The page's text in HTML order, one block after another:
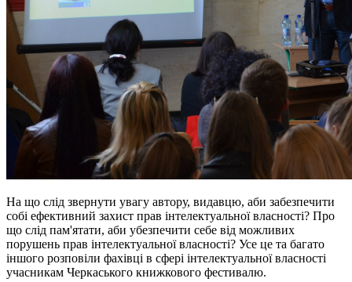
На що слід звернути увагу автору, видавцю, аби забезпечити
собі ефективний захист прав інтелектуальної власності? Про
що слід пам'ятати, аби убезпечити себе від можливих
порушень прав інтелектуальної власності? Усе це та багато
іншого розповіли фахівці в сфері інтелектуальної власності
учасникам Черкаського книжкового фестивалю.